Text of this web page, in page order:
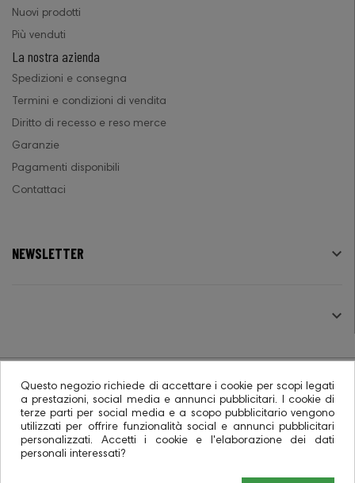
Nuovi prodotti
Più venduti
La nostra azienda
Spedizioni e consegna
Termini e condizioni di vendita
Diritto di recesso e reso merce
Garanzie
Pagamenti disponibili
Contattaci
NEWSLETTER 

© 2026 - Ecommerce software CO.RA. SpA
Questo negozio richiede di accettare i cookie per scopi legati
a prestazioni, social media e annunci pubblicitari. I cookie di
terze parti per social media e a scopo pubblicitario vengono
utilizzati per offrire funzionalità social e annunci pubblicitari
personalizzati. Accetti i cookie e l'elaborazione dei dati
personali interessati?